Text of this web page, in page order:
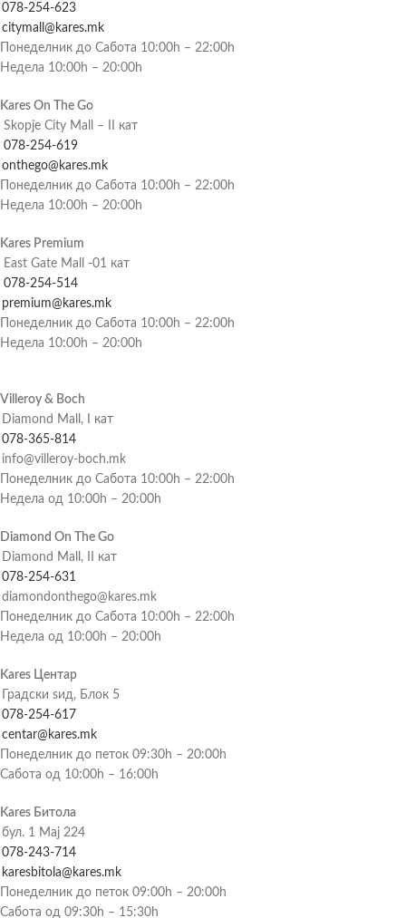
078-254-623
citymall@kares.mk
Понеделник до Сабота 10:00h – 22:00h
Недела 10:00h – 20:00h
Kares On The Go
Skopje City Mall – II кат
078-254-619
onthego@kares.mk
Понеделник до Сабота 10:00h – 22:00h
Недела 10:00h – 20:00h
Kares Premium
East Gate Mall -01 кат
078-254-514
premium@kares.mk
Понеделник до Сабота 10:00h – 22:00h
Недела 10:00h – 20:00h
Villeroy & Boch
Diamond Mall, I кат
078-365-814
info@villeroy-boch.mk
Понеделник до Сабота 10:00h – 22:00h
Недела од 10:00h – 20:00h
Diamond On The Go
Diamond Mall, II кат
078-254-631
diamondonthego@kares.mk
Понеделник до Сабота 10:00h – 22:00h
Недела од 10:00h – 20:00h
Kares Центар
Градски ѕид, Блок 5
078-254-617
centar@kares.mk
Понеделник до петок 09:30h – 20:00h
Сабота од 10:00h – 16:00h
Kares Битола
бул. 1 Мај 224
078-243-714
karesbitola@kares.mk
Понеделник до петок 09:00h – 20:00h
Сабота од 09:30h – 15:30h